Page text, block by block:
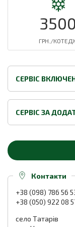
3500
ГРН./
СЕРВІС
СЕРВІС ЗА
Контакти
+38 (098) 786 56
+38 (050) 922 08
село Татарів